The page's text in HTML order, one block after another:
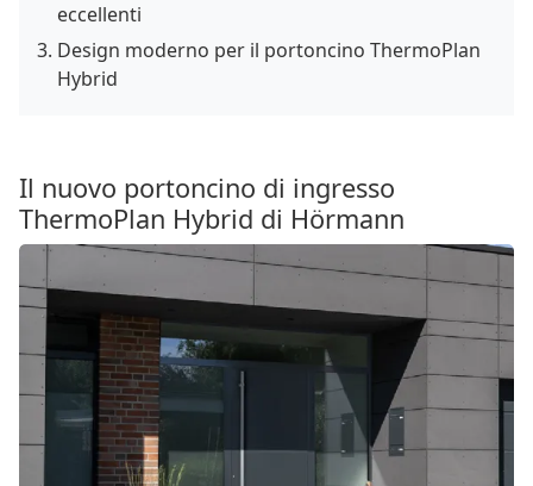
eccellenti
Design moderno per il portoncino ThermoPlan
Hybrid
Il nuovo portoncino di ingresso
ThermoPlan Hybrid di Hörmann